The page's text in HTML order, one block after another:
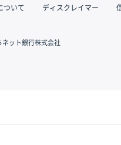
ついて ディスクレイマー
ネット銀行株式会社